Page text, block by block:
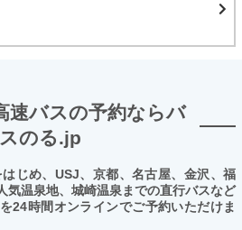
速バスの予約ならバ
スのる.jp
じめ、USJ、京都、名古屋、金沢、福
気温泉地、城崎温泉までの直行バスなど
24時間オンラインでご予約いただけま